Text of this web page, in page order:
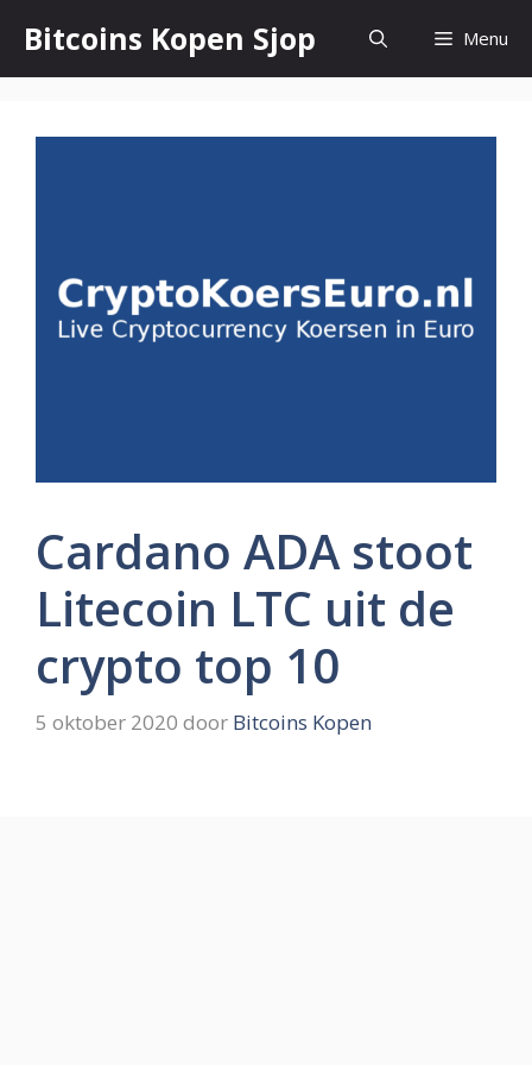
naar
de
Bitcoins Kopen Sjop Menu
Cardano ADA stoot
Litecoin LTC uit de
crypto top 10
5 oktober 2020 door Bitcoins Kopen